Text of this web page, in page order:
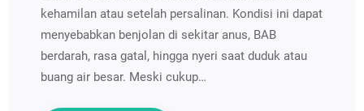
kehamilan atau setelah persalinan. Kondisi ini dapat
menyebabkan benjolan di sekitar anus, BAB
berdarah, rasa gatal, hingga nyeri saat duduk atau
buang air besar. Meski cukup…